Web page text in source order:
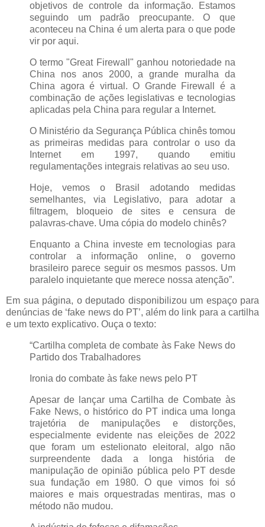
objetivos de controle da informação. Estamos
seguindo um padrão preocupante. O que
aconteceu na China é um alerta para o que pode
vir por aqui.
O termo "Great Firewall" ganhou notoriedade na
China nos anos 2000, a grande muralha da
China agora é virtual. O Grande Firewall é a
combinação de ações legislativas e tecnologias
aplicadas pela China para regular a Internet.
O Ministério da Segurança Pública chinês tomou
as primeiras medidas para controlar o uso da
Internet em 1997, quando emitiu
regulamentações integrais relativas ao seu uso.
Hoje, vemos o Brasil adotando medidas
semelhantes, via Legislativo, para adotar a
filtragem, bloqueio de sites e censura de
palavras-chave. Uma cópia do modelo chinês?
Enquanto a China investe em tecnologias para
controlar a informação online, o governo
brasileiro parece seguir os mesmos passos. Um
paralelo inquietante que merece nossa atenção”.
Em sua página, o deputado disponibilizou um espaço para
denúncias de ‘fake news do PT’, além do link para a cartilha
e um texto explicativo. Ouça o texto:
“Cartilha completa de combate às Fake News do
Partido dos Trabalhadores
Ironia do combate às fake news pelo PT
Apesar de lançar uma Cartilha de Combate às
Fake News, o histórico do PT indica uma longa
trajetória de manipulações e distorções,
especialmente evidente nas eleições de 2022
que foram um estelionato eleitoral, algo não
surpreendente dada a longa história de
manipulação de opinião pública pelo PT desde
sua fundação em 1980. O que vimos foi só
maiores e mais orquestradas mentiras, mas o
método não mudou.